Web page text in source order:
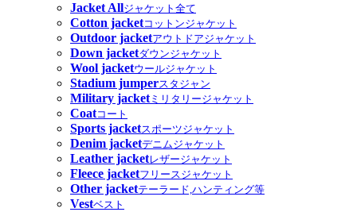
Jacket Allジャケット全て
Cotton jacketコットンジャケット
Outdoor jacketアウトドアジャケット
Down jacketダウンジャケット
Wool jacketウールジャケット
Stadium jumperスタジャン
Military jacketミリタリージャケット
Coatコート
Sports jacketスポーツジャケット
Denim jacketデニムジャケット
Leather jacketレザージャケット
Fleece jacketフリースジャケット
Other jacketテーラード,ハンティング等
Vestベスト